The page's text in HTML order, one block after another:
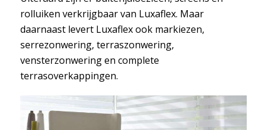
rolluiken verkrijgbaar van Luxaflex. Maar
daarnaast levert Luxaflex ook markiezen,
serrezonwering, terraszonwering,
vensterzonwering en complete
terrasoverkappingen.